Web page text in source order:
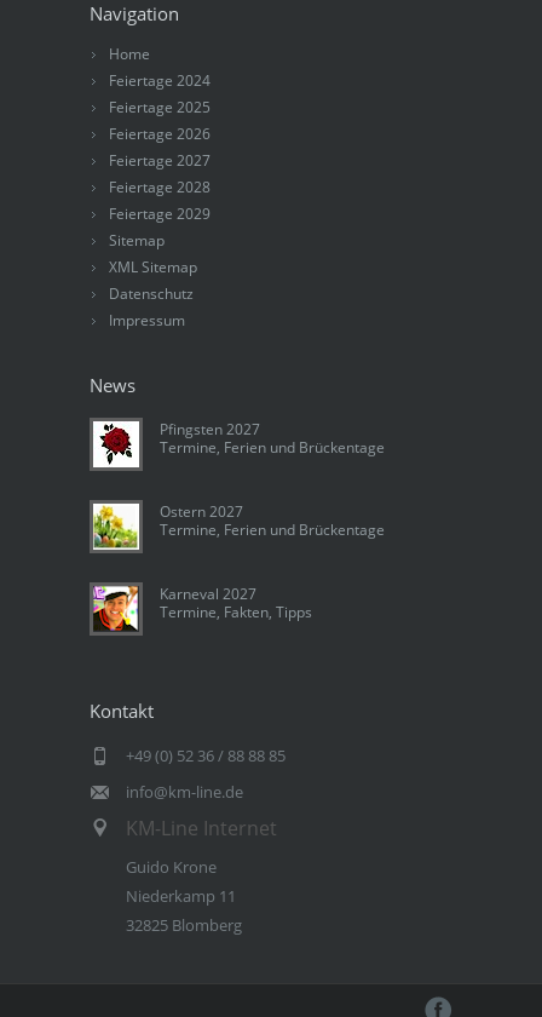
Navigation
Home
Feiertage 2024
Feiertage 2025
Feiertage 2026
Feiertage 2027
Feiertage 2028
Feiertage 2029
Sitemap
XML Sitemap
Datenschutz
Impressum
News
Pfingsten 2027
Termine, Ferien und Brückentage
Ostern 2027
Termine, Ferien und Brückentage
Karneval 2027
Termine, Fakten, Tipps
Kontakt
+49 (0) 52 36 / 88 88 85
info@km-line.de
KM-Line Internet
Guido Krone
Niederkamp 11
32825 Blomberg